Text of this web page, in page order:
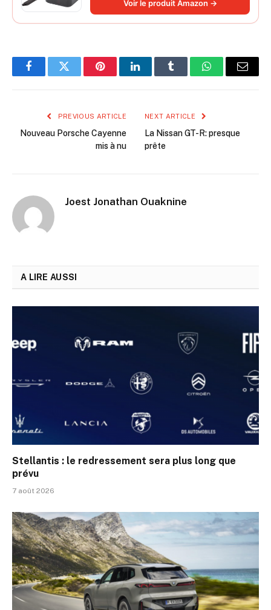
filtrante Lavable
Voir le produit Amazon →
FacebookTwitter PinterestLinkedInTumblr WhatsAppEmail
PREVIOUS ARTICLE
Nouveau Porsche Cayenne
mis à nu
NEXT ARTICLE
La Nissan GT-R: presque
prête
Joest Jonathan Ouaknine
A LIRE AUSSI
Stellantis : le redressement sera plus long que
prévu
7 août 2026